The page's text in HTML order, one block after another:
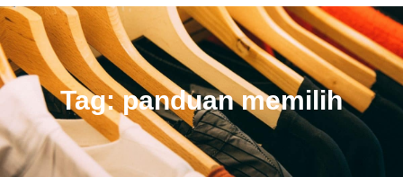
Tag: panduan memilih